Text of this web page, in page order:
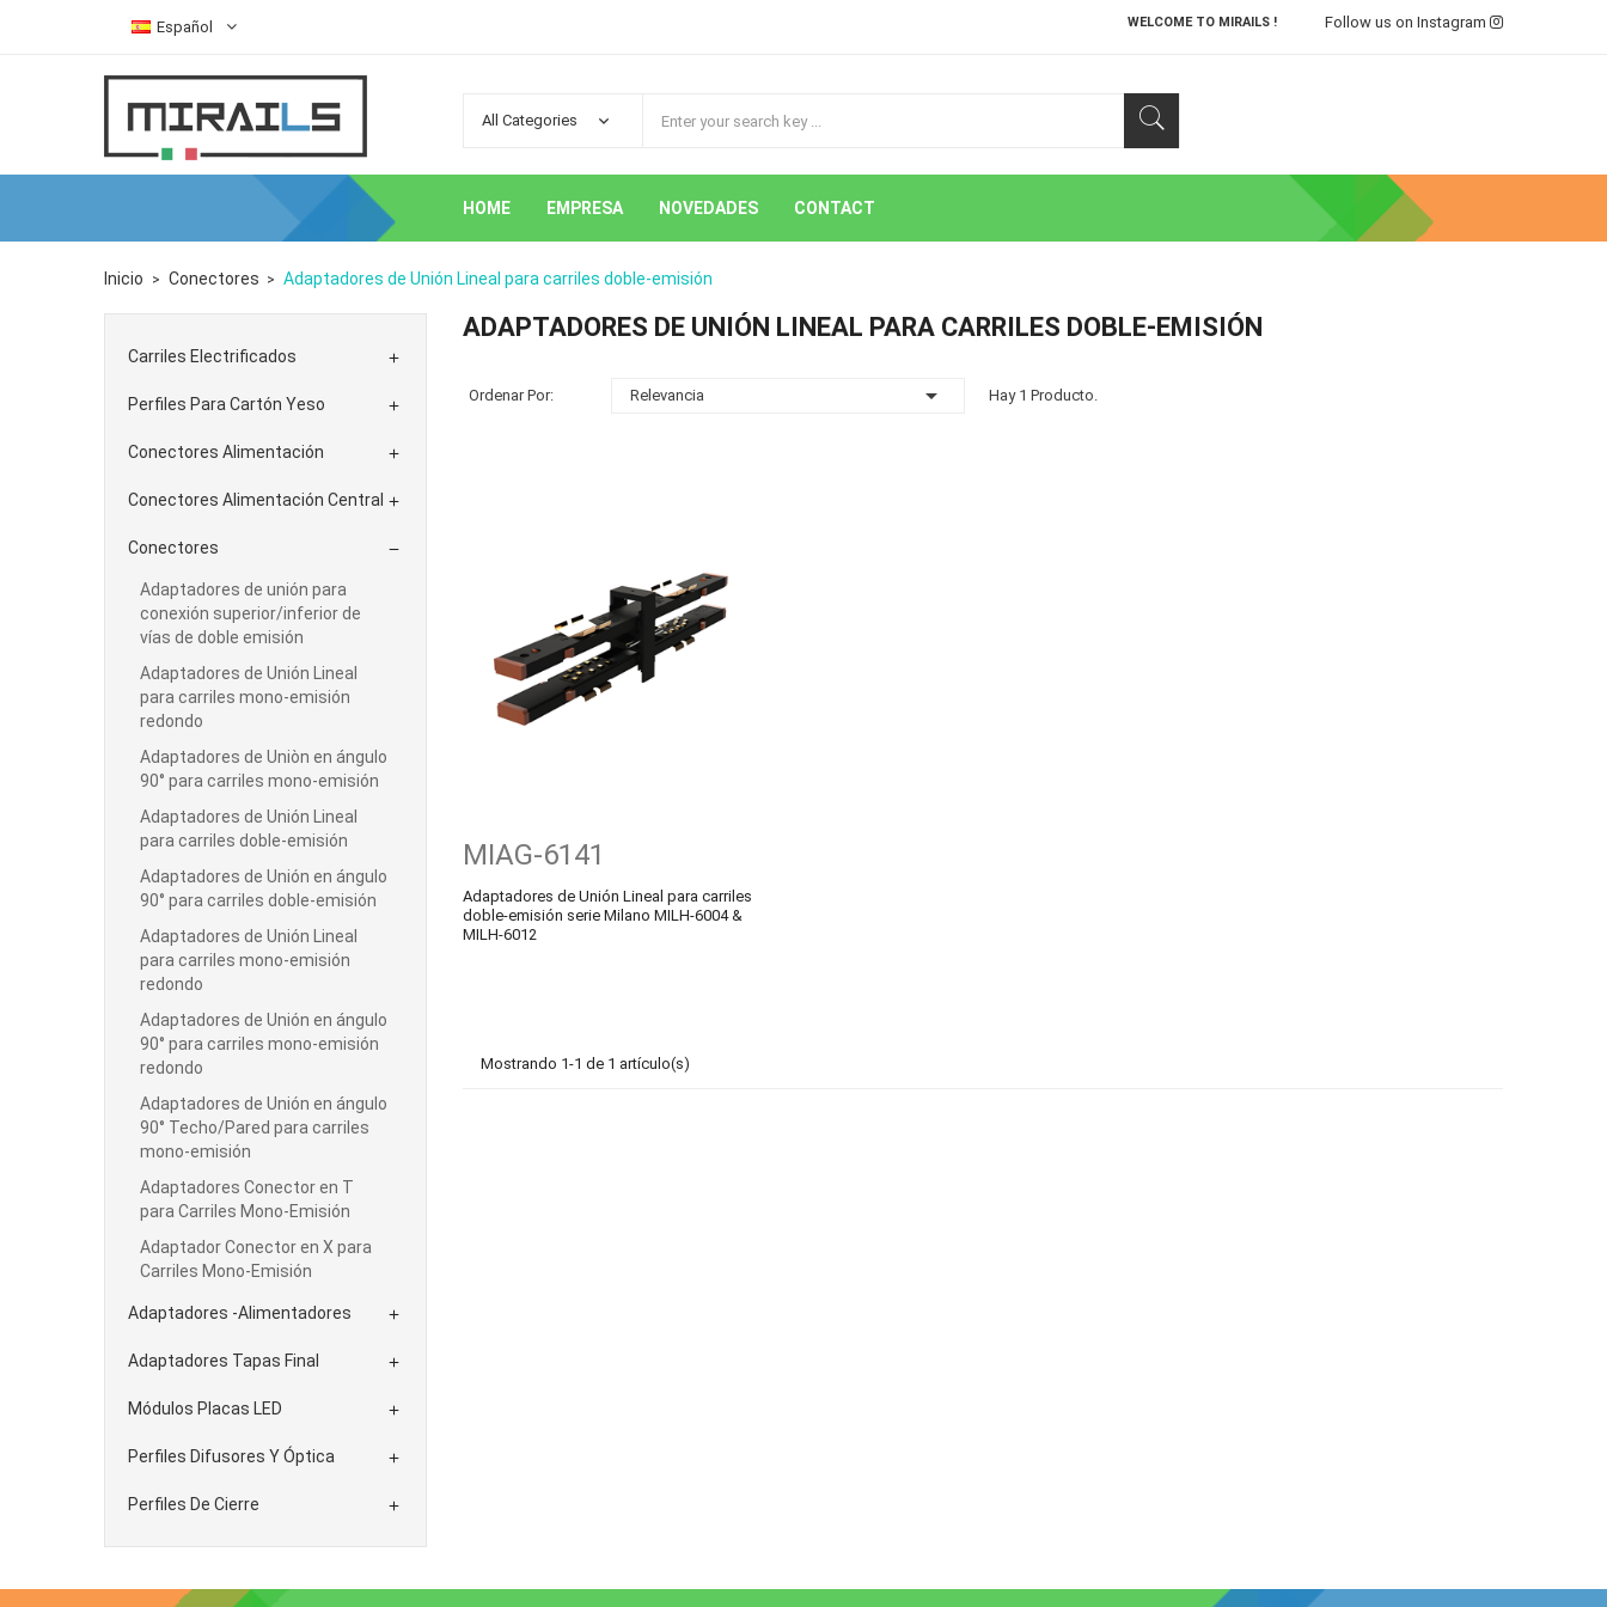
WELCOME TO MIRAILS ! Follow us on Instagram
Español
HOME EMPRESA NOVEDADES CONTACT
Inicio Conectores Adaptadores de Unión Lineal para carriles doble-emisión
Carriles Electrificados 
Perfiles Para Cartón Yeso 
Conectores Alimentación 
Conectores Alimentación Central 
Conectores 
Adaptadores de unión para
conexión superior/inferior de
vías de doble emisión
Adaptadores de Unión Lineal
para carriles mono-emisión
redondo
Adaptadores de Uniòn en ángulo
90° para carriles mono-emisión
Adaptadores de Unión Lineal
para carriles doble-emisión
Adaptadores de Unión en ángulo
90° para carriles doble-emisión
Adaptadores de Unión Lineal
para carriles mono-emisión
redondo
Adaptadores de Unión en ángulo
90° para carriles mono-emisión
redondo
Adaptadores de Unión en ángulo
90° Techo/Pared para carriles
mono-emisión
Adaptadores Conector en T
para Carriles Mono-Emisión
Adaptador Conector en X para
Carriles Mono-Emisión
Adaptadores -Alimentadores 
Adaptadores Tapas Final 
Módulos Placas LED 
Perfiles Difusores Y Óptica 
Perfiles De Cierre 
ADAPTADORES DE UNIÓN LINEAL PARA CARRILES DOBLE-EMISIÓN
Ordenar Por: Relevancia  Hay 1 Producto.
MIAG-6141
Adaptadores de Unión Lineal para carriles
doble-emisión serie Milano MILH-6004 &
MILH-6012
Mostrando 1-1 de 1 artículo(s)